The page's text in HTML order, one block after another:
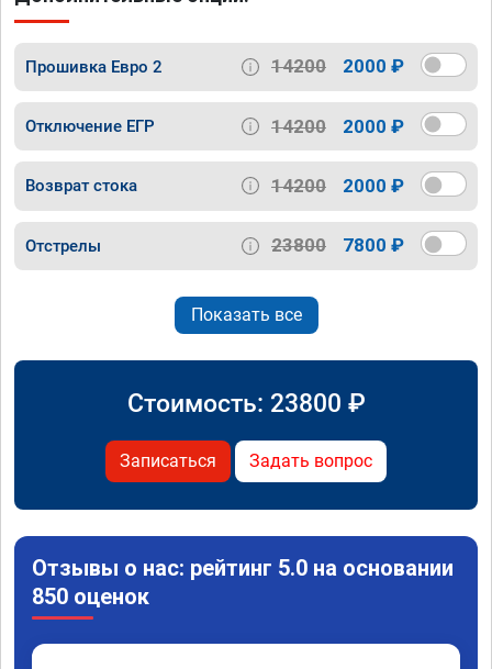
Прошивка Евро 2 14200 2000 ₽
Отключение ЕГР 14200 2000 ₽
Возврат стока 14200 2000 ₽
Отстрелы 23800 7800 ₽
Показать все
Стоимость: 23800 ₽
Записаться Задать вопрос
Отзывы о нас: рейтинг 5.0 на основании
850 оценок